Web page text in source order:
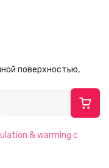
поверхностью,